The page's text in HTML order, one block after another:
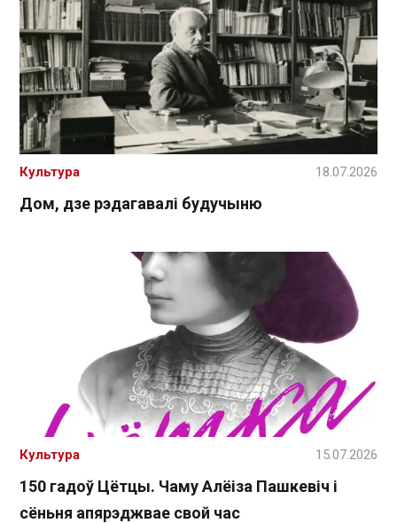
Дом, дзе рэдагавалі будучыню
Культура 18.07.2026
150 гадоў Цётцы. Чаму Алёіза Пашкевіч і
сёньня апярэджвае свой час
Культура 15.07.2026